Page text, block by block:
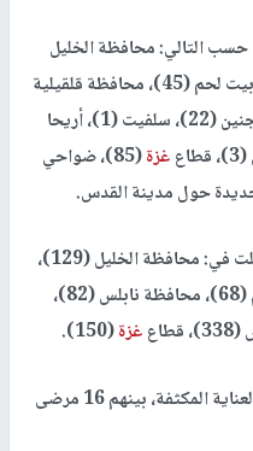
التالي: محافظة الخليل
(77)، محافظة نابلس (39)، محافظة بيت لحم (45)، محافظة قلقيلية
(13)، محافظة رام الله والبيرة (59)، جنين (22)، سلفيت (1)، أريحا
غزة
(85)، ضواحي
وتابعت أن حالات التعافي الجديدة سجلت في: محافظة الخليل (129)،
محافظة جنين (49)، محافظة طولكرم (68)، محافظة نابلس (82)،
غزة(150).
ولفتت إلى وجود 41 مريضاً في غرف العناية المكثفة، بينهم 16 مرضى